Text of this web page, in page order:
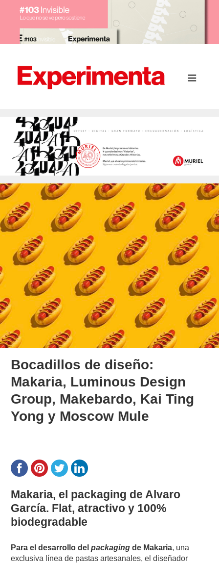
Bocadillos de diseño:
Makaria, Luminous Design
Group, Makebardo, Kai Ting
Yong y Moscow Mule
Makaria, el packaging de Alvaro
García. Flat, atractivo y 100%
biodegradable
Para el desarrollo delpackaging de Makaria, una
exclusiva línea de pastas artesanales, el diseñador